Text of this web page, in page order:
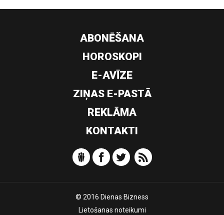
ABONĒŠANA
HOROSKOPI
E-AVĪZE
ZIŅAS E-PASTĀ
REKLĀMA
KONTAKTI
© 2016 Dienas Bizness
Lietošanas noteikumi